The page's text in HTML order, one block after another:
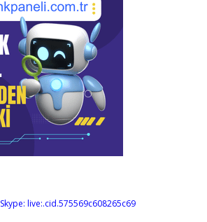
Skype: live:.cid.575569c608265c69